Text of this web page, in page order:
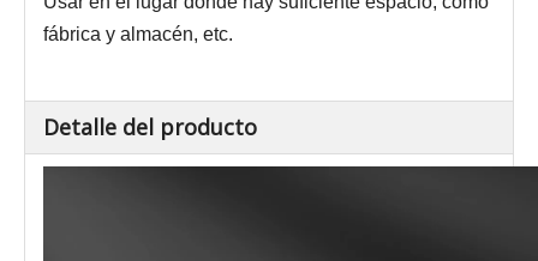
fábrica y almacén, etc.
Detalle del producto